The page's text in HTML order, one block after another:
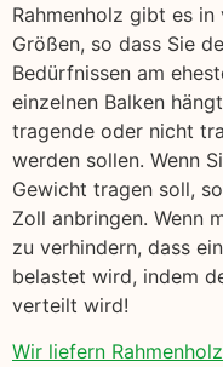
Rahmenholz gibt es in
Größen, so dass Sie
Bedürfnissen am
einzelnen Balken
tragende oder nicht
werden sollen. Wenn
Gewicht tragen soll,
Zoll anbringen. Wenn
zu verhindern, dass
belastet wird, indem
verteilt wird!
Wir liefern